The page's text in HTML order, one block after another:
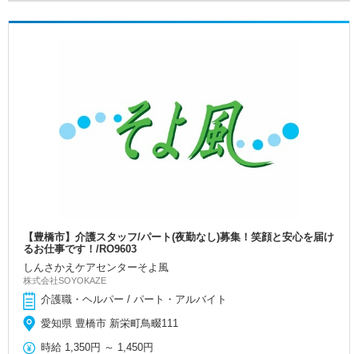
【豊橋市】介護スタッフ/パート(夜勤なし)募集！笑顔と安心を届け
るお仕事です！/RO9603
しんさかえケアセンターそよ風
株式会社SOYOKAZE
介護職・ヘルパー / パート・アルバイト
愛知県 豊橋市 新栄町鳥畷111
時給 1,350円 ～ 1,450円